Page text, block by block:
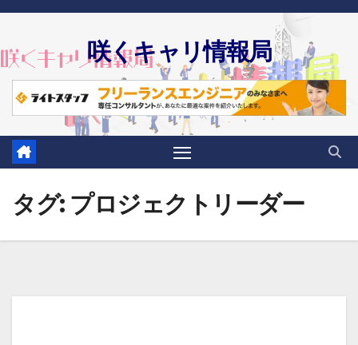
Skip
content
咲くキャリ情報局
タグ: プロジェクトリーダー